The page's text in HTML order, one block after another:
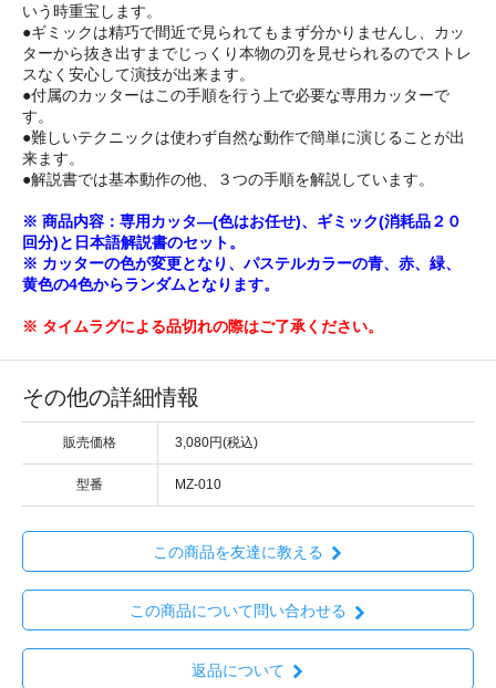
いう時重宝します。
●ギミックは精巧で間近で見られてもまず分かりませんし、カッ
ターから抜き出すまでじっくり本物の刃を見せられるのでストレ
スなく安心して演技が出来ます。
●付属のカッターはこの手順を行う上で必要な専用カッターで
す。
●難しいテクニックは使わず自然な動作で簡単に演じることが出
来ます。
●解説書では基本動作の他、３つの手順を解説しています。
※ 商品内容：専用カッタ―(色はお任せ)、ギミック(消耗品２０
回分)と日本語解説書のセット。
※ カッターの色が変更となり、パステルカラーの青、赤、緑、
黄色の4色からランダムとなります。
※ タイムラグによる品切れの際はご了承ください。
その他の詳細情報
販売価格 3,080円(税込)
型番 MZ-010
この商品を友達に教える
この商品について問い合わせる
返品について